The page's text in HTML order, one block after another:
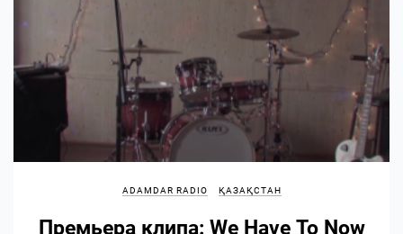
ADAMDAR RADIO ҚАЗАҚСТАН
Премьера клипа: We Have To Now